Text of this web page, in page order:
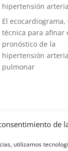
de
utilizamos
hipertensión
El ecocardiograma,
técnica para afinar
pronóstico de la
hipertensión
pulmonar